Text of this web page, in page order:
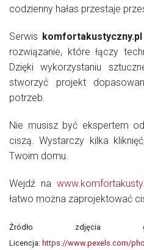
codzienny hałas przestaje
Serwis komfortakustyczny.pl
rozwiązanie, które łączy
Dzięki wykorzystaniu
stworzyć projekt
potrzeb.
Nie musisz być ekspertem
ciszą. Wystarczy kilka
Twoim domu.
Wejdź na
łatwo można zaprojektować
Źródło zdjęcia
Licencja: https://www.pexels.com/